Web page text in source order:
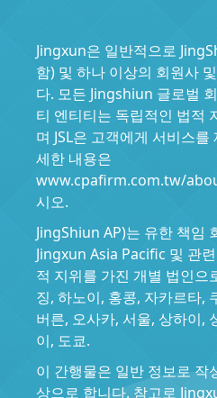
Jingxun은 일반적으로
함) 및 하나 이상의 회원사
다. 모든 Jingshiun 글로벌
티 엔티티는 독립적인 법적
며 JSL은 고객에게 서비스
세한 내용은
www.cpafirm.com.tw/
시오.
JingShiun AP)는 유한 책임
Jingxun Asia Pacific 및 관
적 지위를 가진 개별 법인으
징, 하노이, 홍콩, 자카르타,
버른, 오사카, 서울, 상하이,
이, 도쿄.
이 간행물은 일반 정보로 작
상으로 합니다. 참고로